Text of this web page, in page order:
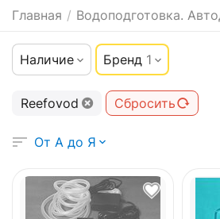
Главная / Водоподготовка.
Наличие Бренд 1
Reefovod Сбросить
От А до Я